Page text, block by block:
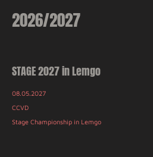
2026/2027
STAGE 2027 in Lemgo
08.05.2027
CCVD
Stage Championship in Lemgo